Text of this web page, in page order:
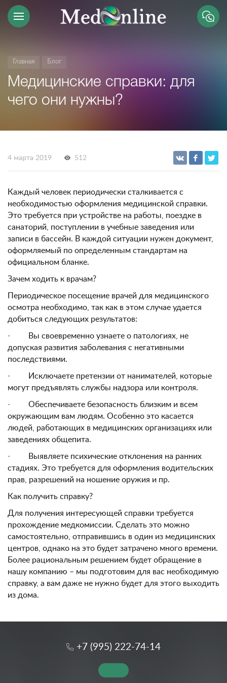
Главная Блог
Медицинские справки: для
чего они нужны?
4 марта 2019 512
Каждый человек периодически сталкивается с
необходимостью оформления медицинской справки.
Это требуется при устройстве на работы, поездке в
санаторий, поступлении в учебные заведения или
записи в бассейн. В каждой ситуации нужен документ,
оформляемый по определенным стандартам на
официальном бланке.
Зачем ходить к врачам?
Периодическое посещение врачей для медицинского
осмотра необходимо, так как в этом случае удается
добиться следующих результатов:
· Вы своевременно узнаете о патологиях, не
допуская развития заболевания с негативными
последствиями.
· Исключаете претензии от нанимателей, которые
могут предъявлять службы надзора или контроля.
· Обеспечиваете безопасность близким и всем
окружающим вам людям. Особенно это касается
людей, работающих в медицинских организациях или
заведениях общепита.
· Выявляете психические отклонения на ранних
стадиях. Это требуется для оформления водительских
прав, разрешений на ношение оружия и пр.
Как получить справку?
Для получения интересующей справки требуется
прохождение медкомиссии. Сделать это можно
самостоятельно, отправившись в один из медицинских
центров, однако на это будет затрачено много времени.
Более рациональным решением будет обращение в
нашу компанию – мы подготовим для вас необходимую
справку, а вам даже не нужно будет для этого выходить
из дома.
+7 (995) 222-74-14